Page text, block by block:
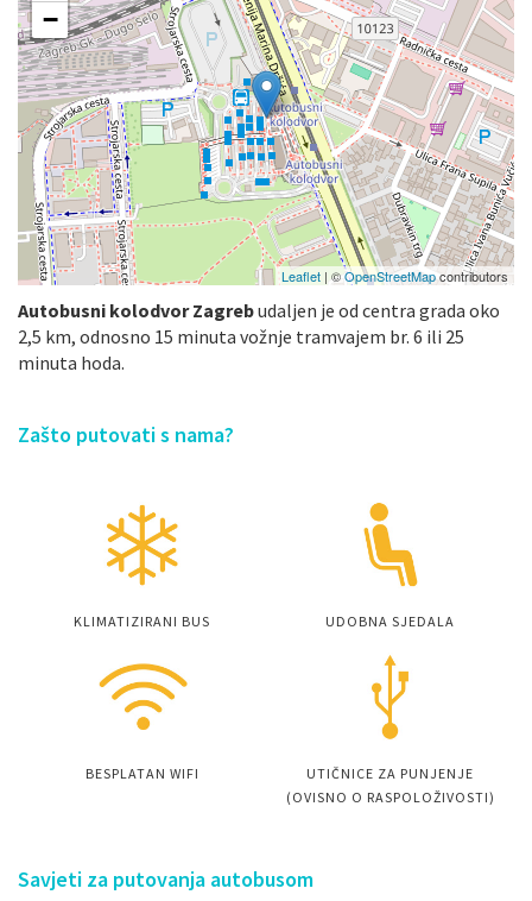
−
Leaflet | ©OpenStreetMapcontributors
Autobusni kolodvor Zagrebudaljen je od centra grada oko
2,5 km, odnosno 15 minuta vožnje tramvajem br. 6 ili 25
minuta hoda.
Zašto putovati s nama?
KLIMATIZIRANI BUS UDOBNA SJEDALA
BESPLATAN WIFI
UTIČNICE ZA PUNJENJE
(OVISNO O RASPOLOŽIVOSTI)
Savjeti za putovanja autobusom